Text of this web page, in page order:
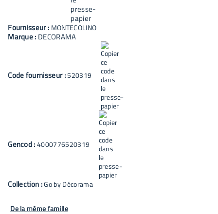
Fournisseur : MONTECOLINO
Marque : DECORAMA
Code fournisseur :520319
Gencod :4000776520319
Collection :Go by Décorama
De la même famille